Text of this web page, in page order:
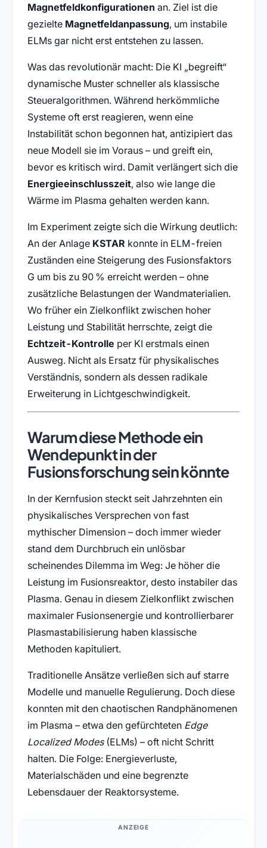
Magnetfeldkonfigurationen an. Ziel ist die
gezielte Magnetfeldanpassung, um instabile
ELMs gar nicht erst entstehen zu lassen.
Was das revolutionär macht: Die KI „begreift“
dynamische Muster schneller als klassische
Steueralgorithmen. Während herkömmliche
Systeme oft erst reagieren, wenn eine
Instabilität schon begonnen hat, antizipiert das
neue Modell sie im Voraus – und greift ein,
bevor es kritisch wird. Damit verlängert sich die
Energieeinschlusszeit, also wie lange die
Wärme im Plasma gehalten werden kann.
Im Experiment zeigte sich die Wirkung deutlich:
An der Anlage KSTAR konnte in ELM-freien
Zuständen eine Steigerung des Fusionsfaktors
G um bis zu 90 % erreicht werden – ohne
zusätzliche Belastungen der Wandmaterialien.
Wo früher ein Zielkonflikt zwischen hoher
Leistung und Stabilität herrschte, zeigt die
Echtzeit-Kontrolle per KI erstmals einen
Ausweg. Nicht als Ersatz für physikalisches
Verständnis, sondern als dessen radikale
Erweiterung in Lichtgeschwindigkeit.
Warum diese Methode ein
Wendepunkt in der
Fusionsforschung sein könnte
In der Kernfusion steckt seit Jahrzehnten ein
physikalisches Versprechen von fast
mythischer Dimension – doch immer wieder
stand dem Durchbruch ein unlösbar
scheinendes Dilemma im Weg: Je höher die
Leistung im Fusionsreaktor, desto instabiler das
Plasma. Genau in diesem Zielkonflikt zwischen
maximaler Fusionsenergie und kontrollierbarer
Plasmastabilisierung haben klassische
Methoden kapituliert.
Traditionelle Ansätze verließen sich auf starre
Modelle und manuelle Regulierung. Doch diese
konnten mit den chaotischen Randphänomenen
im Plasma – etwa den gefürchteten Edge
Localized Modes(ELMs) – oft nicht Schritt
halten. Die Folge: Energieverluste,
Materialschäden und eine begrenzte
Lebensdauer der Reaktorsysteme.
ANZEIGE